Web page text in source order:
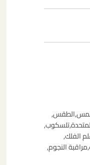
,الطقس,
,تلسكوب,
الفلك,
,مراقبة النجوم,